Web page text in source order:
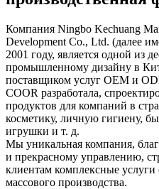
Компания Ningbo Kechuang
Development Co., Ltd. (далее
2001 году, является одной из
промышленному дизайну в
поставщиком услуг OEM и
COOR разработала,
продуктов для компаний в
косметику, личную гигиену,
игрушки и т. д.
Мы уникальная компания,
и прекрасному управлению,
клиентам комплексные
массового производства.